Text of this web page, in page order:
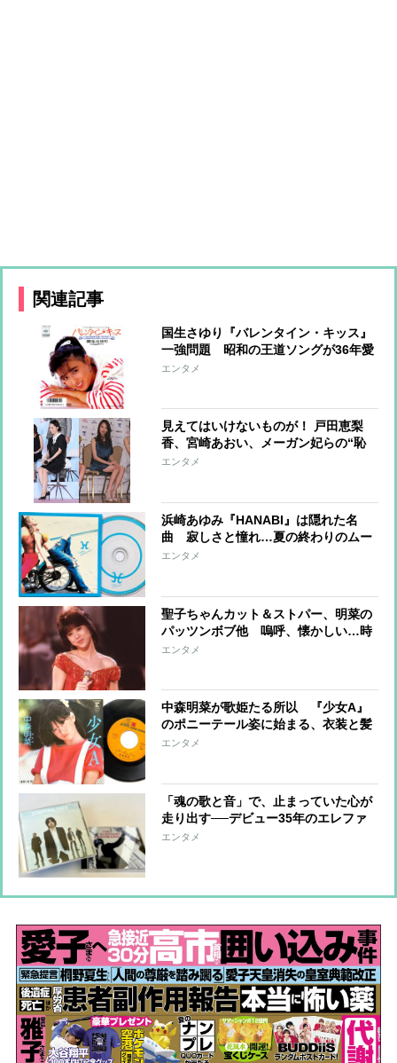
関連記事
国生さゆり『バレンタイン・キッス』
一強問題 昭和の王道ソングが36年愛
されるワケ
エンタメ
見えてはいけないものが！ 戸田恵梨
香、宮崎あおい、メーガン妃らの“恥
ずかしい”写真
エンタメ
浜崎あゆみ『HANABI』は隠れた名
曲 寂しさと憧れ…夏の終わりのムー
ド高める歌姫たちの「花火ソング」
エンタメ
聖子ちゃんカット＆ストパー、明菜の
パッツンボブ他 嗚呼、懐かしい…時
代を彩ったアイドルの髪型
エンタメ
中森明菜が歌姫たる所以 『少女A』
のポニーテール姿に始まる、衣装と髪
型の“明菜伝説”
エンタメ
「魂の歌と音」で、止まっていた心が
走り出す──デビュー35年のエレファ
ントカシマシ「背中を押してくれた」
エンタメ